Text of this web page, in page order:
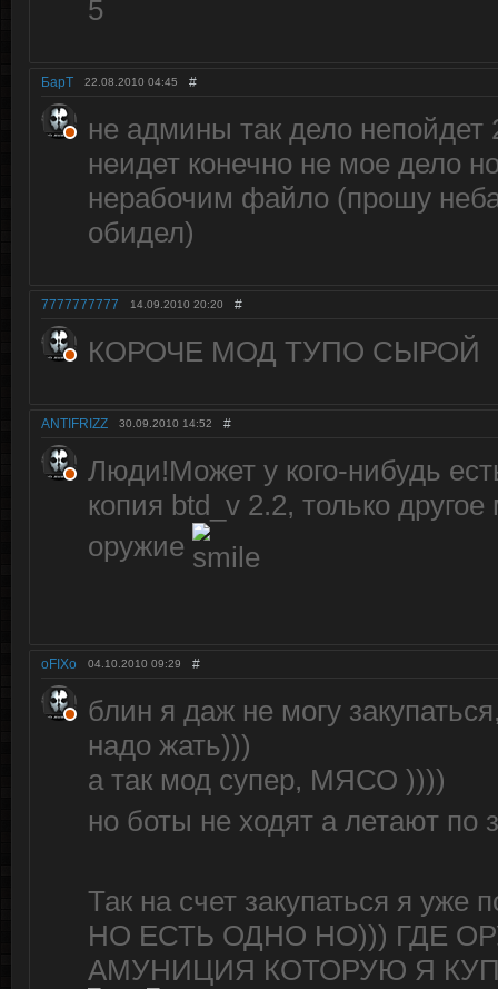
БарТ 22.08.2010 04:45 #
не админы так дело непойдет
неидет конечно не мое дело
нерабочим файло (прошу
обидел)
7777777777 14.09.2010 20:20 #
КОРОЧЕ МОД ТУПО СЫРОЙ
ANTIFRIZZ 30.09.2010 14:52 #
Люди!Может у кого-нибудь
копия btd_v 2.2, только
оружие
oFIXo 04.10.2010 09:29 #
блин я даж не могу
надо жать)))
а так мод супер, МЯСО ))))
но боты не ходят а летают по
Так на счет закупаться я уже
НО ЕСТЬ ОДНО НО))) ГДЕ
АМУНИЦИЯ КОТОРУЮ Я